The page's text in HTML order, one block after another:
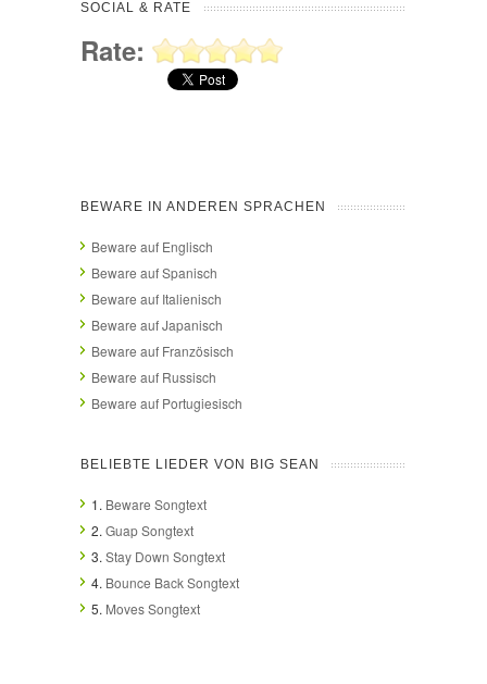
SOCIAL & RATE
Rate:
BEWARE IN ANDEREN SPRACHEN
Beware auf Englisch
Beware auf Spanisch
Beware auf Italienisch
Beware auf Japanisch
Beware auf Französisch
Beware auf Russisch
Beware auf Portugiesisch
BELIEBTE LIEDER VON BIG SEAN
1. Beware Songtext
2. Guap Songtext
3. Stay Down Songtext
4. Bounce Back Songtext
5. Moves Songtext